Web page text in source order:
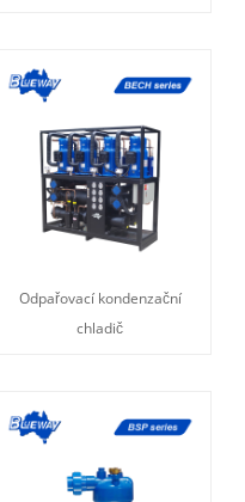
Odpařovací kondenzační
chladič